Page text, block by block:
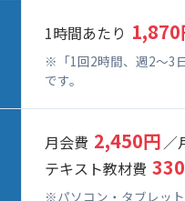
1時間あたり 1,870
※「1回2時間、週2～3
です。
月会費 2,450円／
テキスト教材費
※パソコン・タブレット